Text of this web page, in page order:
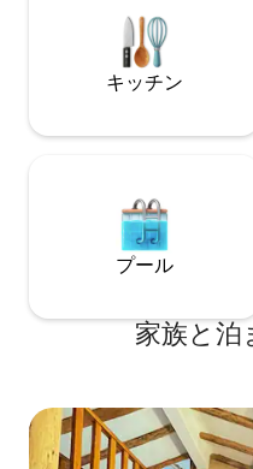
は、カップル、お友達、ま
ァミリーに最適です。
キッチン
プール
家族と泊